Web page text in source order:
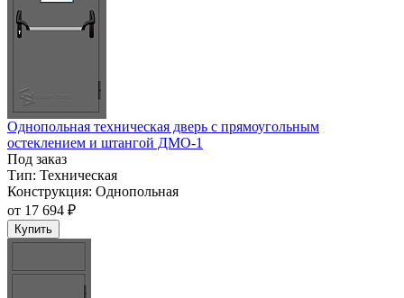
Однопольная техническая дверь с прямоугольным
остеклением и штангой ДМО-1
Под заказ
Тип: Техническая
Конструкция: Однопольная
от 17 694 ₽
Купить